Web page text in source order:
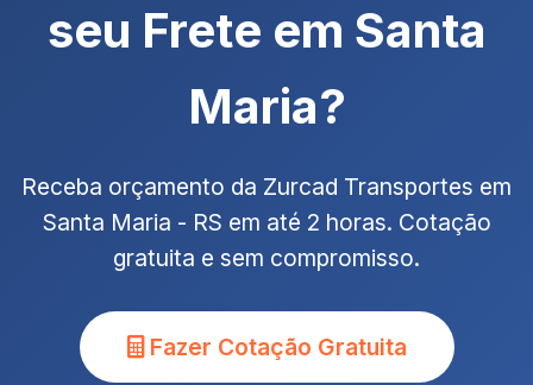
seu Frete em Santa
Maria?
Receba orçamento da Zurcad Transportes em
Santa Maria - RS em até 2 horas. Cotação
gratuita e sem compromisso.
Fazer Cotação Gratuita